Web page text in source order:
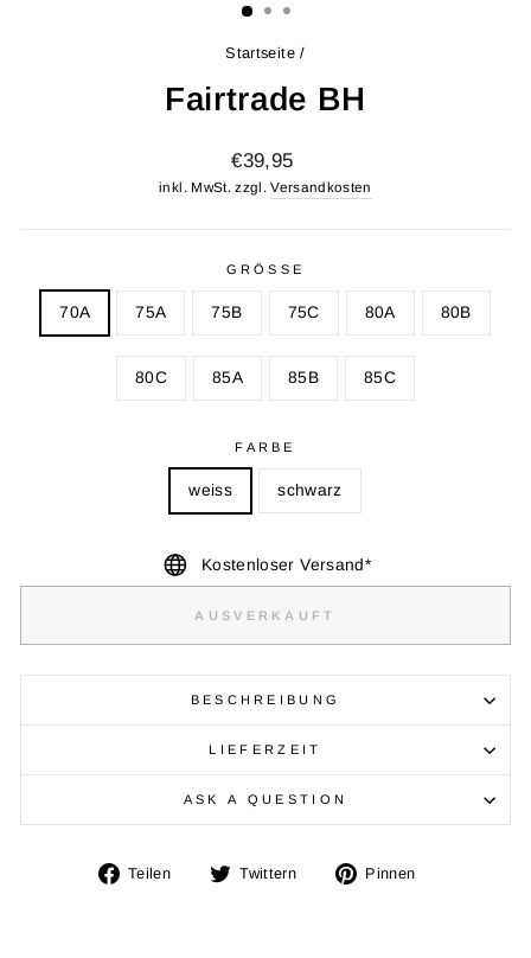
Startseite /
Fairtrade BH
Normaler
Preis
€39,95
inkl. MwSt. zzgl.Versandkosten
GRÖSSE
70A 75A 75B 75C 80A 80B
80C 85A 85B 85C
FARBE
weiss schwarz
Kostenloser Versand*
AUSVERKAUFT
BESCHREIBUNG
LIEFERZEIT
ASK A QUESTION
Teilen
Auf
Twittern
Auf
Pinnen